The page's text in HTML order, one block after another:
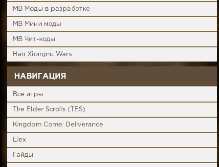
MB Моды в разработке
MB Мини моды
MB Чит-коды
Han Xiongnu Wars
НАВИГАЦИЯ
Все игры
The Elder Scrolls (TES)
Kingdom Come: Deliverance
Elex
Гайды